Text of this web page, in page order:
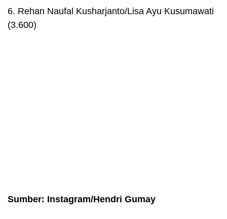
6. Rehan Naufal Kusharjanto/Lisa Ayu Kusumawati
(3.600)
Sumber: Instagram/Hendri Gumay